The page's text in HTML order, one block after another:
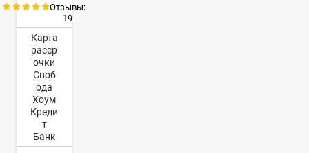
Отзывы:
19
Карта
расср
очки
Своб
ода
Хоум
Креди
т
Банк